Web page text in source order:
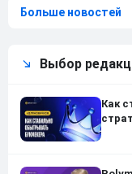
Больше новостей
Выбор
Как